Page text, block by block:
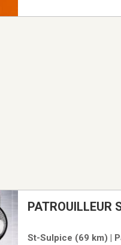
PATROUILLEUR
St-Sulpice (69 km) |